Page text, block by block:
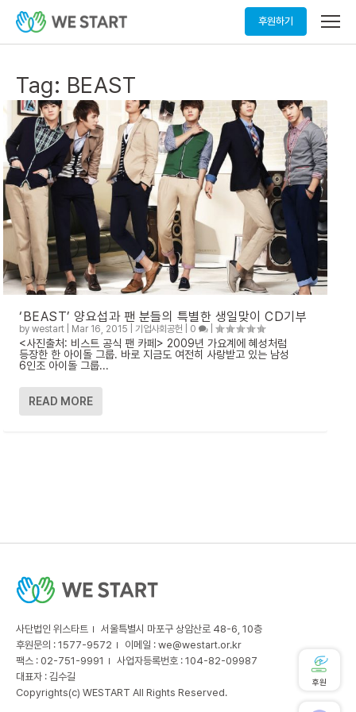
후원하기
메
열
Tag: BEAST
‘BEAST’ 양요섭과 팬 분들의 특별한 생일맞이 CD기부
by westart Mar 16, 2015 기업사회공헌 0
<사진출처: 비스트 공식 팬 카페> 2009년 가요계에 혜성처럼
등장한 한 아이돌 그룹. 바로 지금도 여전히 사랑받고 있는 남성
6인조 아이돌 그룹...
READ MORE
사단법인 위스타트
서울특별시 마포구 상암산로 48-6, 10층
후원문의 : 1577-9572
이메일 : we@westart.or.kr
팩스 : 02-751-9991
사업자등록번호 : 104-82-09987
대표자 : 김수길
Copyrights(c) WESTART All Rights Reserved.
후원